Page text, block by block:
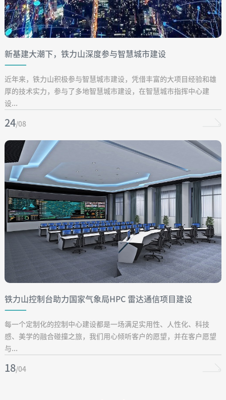
新基建大潮下，铁力山深度参与智慧城市建设
近年来，铁力山积极参与智慧城市建设，凭借丰富的大项目经验和雄
厚的技术实力，参与了多地智慧城市建设，在智慧城市指挥中心建
设...
24/08
铁力山控制台助力国家气象局HPC 雷达通信项目建设
每一个定制化的控制中心建设都是一场满足实用性、人性化、科技
感、美学的融合碰撞之旅，我们用心倾听客户的愿望，并在客户愿望
与...
18/04